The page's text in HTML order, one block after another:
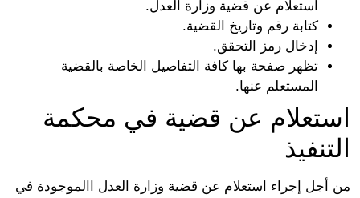
استعلام عن قضية وزارة العدل.
كتابة رقم وتاريخ القضية.
إدخال رمز التحقق.
تظهر صفحة بها كافة التفاصيل الخاصة بالقضية
المستعلم عنها.
استعلام عن قضية في محكمة
التنفيذ
من أجل إجراء استعلام عن قضية وزارة العدل االموجودة في